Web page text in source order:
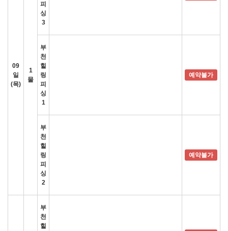
09
일
(목)
1
물
피
싱
3
부
천
힐
링
피
싱
1
예약불가
부
천
힐
링
피
싱
2
예약불가
부
천
힐